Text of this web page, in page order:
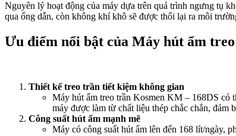
Nguyên lý hoạt động của máy dựa trên quá trình ngưng tụ
qua ống dẫn, còn không khí khô sẽ được thổi lại ra môi
Ưu điểm nổi bật của Máy hút ẩm
Thiết kế treo trần tiết kiệm không gian
Máy hút ẩm treo trần Kosmen KM – 168DS có
máy được làm từ chất liệu thép chắc chắn, đảm
Công suất hút ẩm mạnh mẽ
Máy có công suất hút ẩm lên đến 168 lít/ngày,